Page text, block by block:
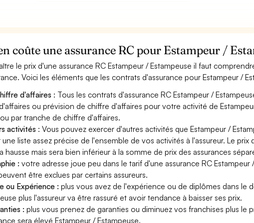
coûte une assurance RC pour Estampeur /
le prix d'une assurance RC Estampeur / Estampeuse il faut
Voici les éléments que les contrats d'assurance pour Estampeur /
d'affaires : Tous les contrats d'assurance RC Estampeur /
ou prévision de chiffre d'affaires pour votre activité de
par tranche de chiffre d'affaires.
activités : Vous pouvez exercer d'autres activités que Estampeur /
liste assez précise de l'ensemble de vos activités à l'assureur. Le prix
hausse mais sera bien inférieur à la somme de prix des assurances
:votre adresse joue peu dans le tarif d'une assurance RC Estampeur
être exclues par certains assureurs.
ou Expérience :plus vous avez de l'expérience ou de diplômes dans le
plus l'assureur va être rassuré et avoir tendance à baisser ses prix.
:plus vous prenez de garanties ou diminuez vos franchises plus le
sera élevé Estampeur / Estampeuse.